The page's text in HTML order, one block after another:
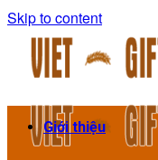
Skip to content
Giới thiệu